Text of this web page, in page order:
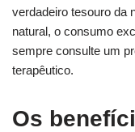
verdadeiro tesouro da
natural, o consumo
sempre consulte um
terapêutico.
Os